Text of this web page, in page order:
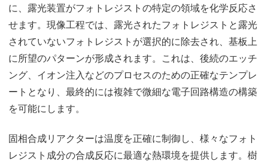
に、露光装置がフォトレジストの特定の領域を化学反応さ
せます。現像工程では、露光されたフォトレジストと露光
されていないフォトレジストが選択的に除去され、基板上
に所望のパターンが形成されます。これは、後続のエッチ
ング、イオン注入などのプロセスのための正確なテンプレ
ートとなり、最終的には複雑で微細な電子回路構造の構築
を可能にします。
固相合成リアクターは温度を正確に制御し、様々なフォト
レジスト成分の合成反応に最適な熱環境を提供します。樹